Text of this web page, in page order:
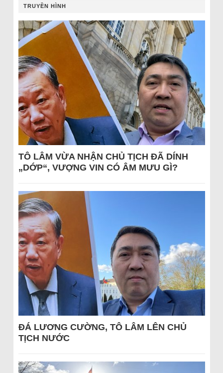
TRUYỀN HÌNH
TÔ LÂM VỪA NHẬN CHỦ TỊCH ĐÃ DÍNH
„DỚP“, VƯỢNG VIN CÓ ÂM MƯU GÌ?
ĐÁ LƯƠNG CƯỜNG, TÔ LÂM LÊN CHỦ
TỊCH NƯỚC